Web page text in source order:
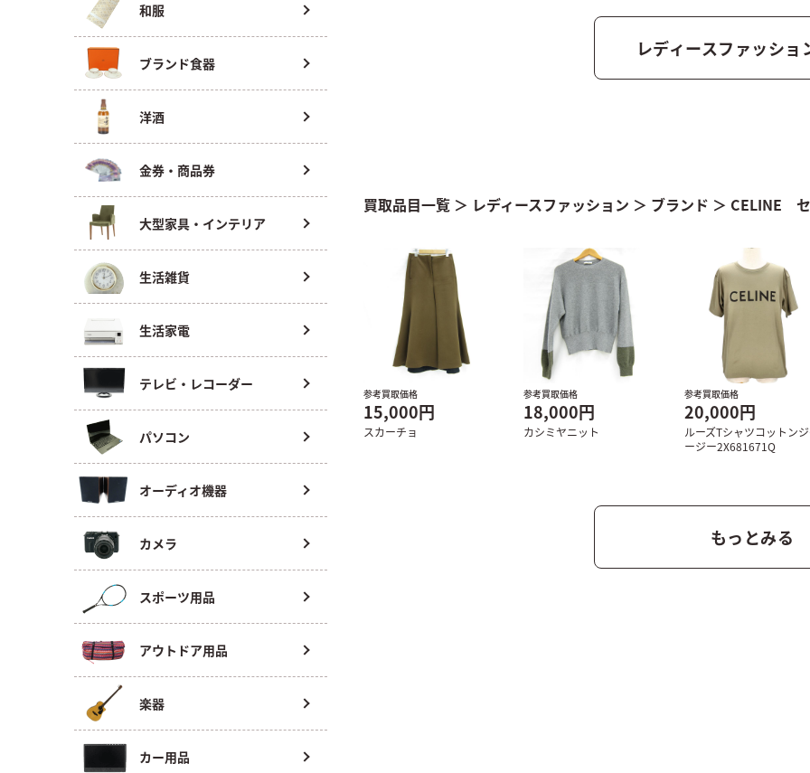
和服
ブランド食器
洋酒
金券・商品券
大型家具・インテリア
生活雑貨
生活家電
テレビ・レコーダー
パソコン
オーディオ機器
カメラ
スポーツ用品
アウトドア用品
楽器
カー用品
レディースファッショ
買取品目一覧 ＞ レディースファッション ＞ ブランド ＞ CELINE
参考買取価格
15,000円
スカーチョ
参考買取価格
18,000円
カシミヤニット
参考買取価格
20,000円
ルーズTシャツコットン
ージー2X681671Q
もっとみる